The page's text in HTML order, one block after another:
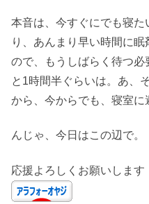
本音は、今すぐにでも寝
り、あんまり早い時間に
ので、もうしばらく待つ
と1時間半ぐらいは。あ、
から、今からでも、寝室に
んじゃ、今日はこの辺で。
応援よろしくお願いします